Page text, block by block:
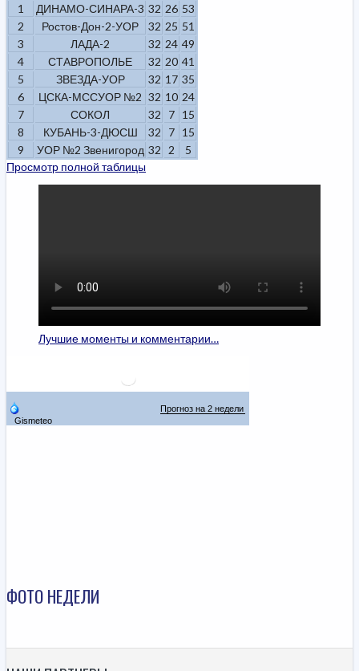
1
ДИНАМО-СИНАРА-3 32 26 53
2
Ростов-Дон-2-УОР 32 25 51
3
ЛАДА-2 32 24 49
4
СТАВРОПОЛЬЕ 32 20 41
5
ЗВЕЗДА-УОР 32 17 35
6
ЦСКА-МССУОР №2 32 10 24
7
СОКОЛ 32 7 15
8
КУБАНЬ-3-ДЮСШ 32 7 15
9
УОР №2 Звенигород 32 2
5
Просмотр полной таблицы
Лучшие моменты и комментарии…
ФОТО НЕДЕЛИ